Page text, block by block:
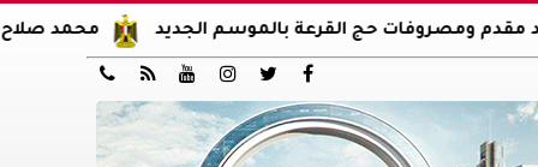
محمد صلاح يوقع عقود حج القرعة بالموسم الجديد





